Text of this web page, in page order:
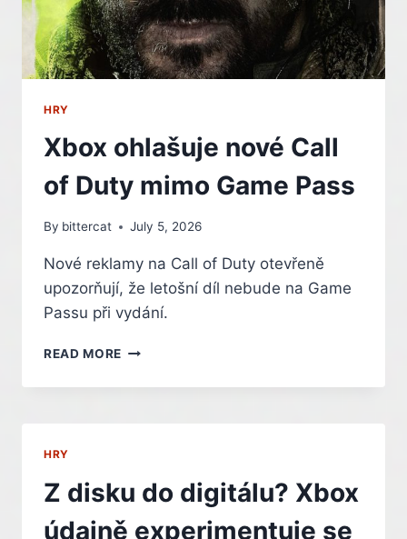
NESTÍHAJÍ
DRŽET
KROK
–
HRY
Xbox ohlašuje nové Call
of Duty mimo Game Pass
By bittercat July 5, 2026
Nové reklamy na Call of Duty otevřeně
upozorňují, že letošní díl nebude na Game
Passu při vydání.
READ MORE XBOX
NOVÉ
GAME
PASS
HRY
Z disku do digitálu? Xbox
údajně experimentuje se